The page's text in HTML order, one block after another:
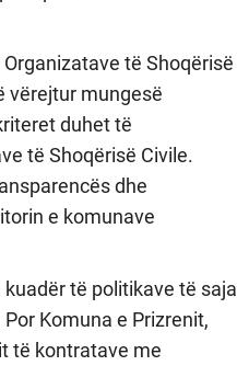
të Shoqërisë
vërejtur mungesë
duhet të
të Shoqërisë Civile.
dhe
e komunave
të politikave të saja
Komuna e Prizrenit,
të kontratave me